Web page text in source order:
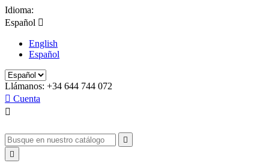
Idioma:
Español 
English
Español
Llámanos: +34 644 744 072
 Cuenta


